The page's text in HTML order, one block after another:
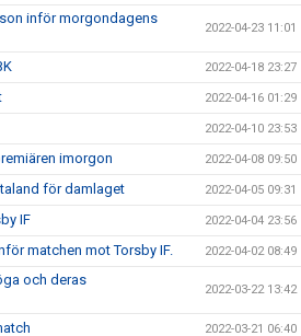
inför morgondagens
2022-04-23 11:01
2022-04-18 23:27
2022-04-16 01:29
2022-04-10 23:53
imorgon 2022-04-08 09:50
för damlaget 2022-04-05 09:31
IF 2022-04-04 23:56
matchen mot Torsby IF. 2022-04-02 08:49
och deras
2022-03-22 13:42
2022-03-21 06:40